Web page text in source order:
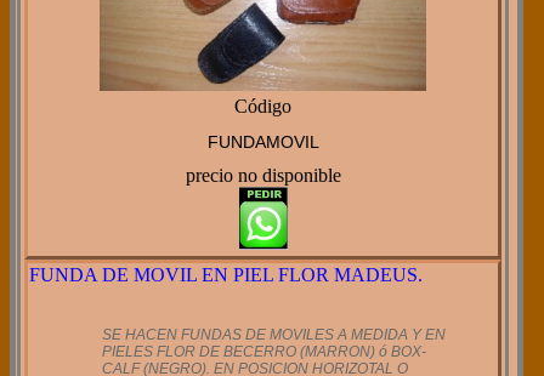
Código
FUNDAMOVIL
precio no disponible
FUNDA DE MOVIL EN PIEL FLOR MADEUS.
SE HACEN FUNDAS DE MOVILES A MEDIDA Y EN
PIELES FLOR DE BECERRO (MARRON) ó BOX-
CALF (NEGRO). EN POSICION HORIZOTAL O